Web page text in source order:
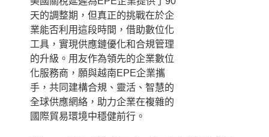
天的調整期，但真正的挑戰在於企
業能否利用這段時間，借助數位化
工具，實現供應鏈優化和合規管理
的升級。用友作為領先的企業數位
化服務商，願與越南EPE企業攜
手，共同建構合規、靈活、智慧的
全球供應網絡，助力企業在複雜的
國際貿易環境中穩健前行。